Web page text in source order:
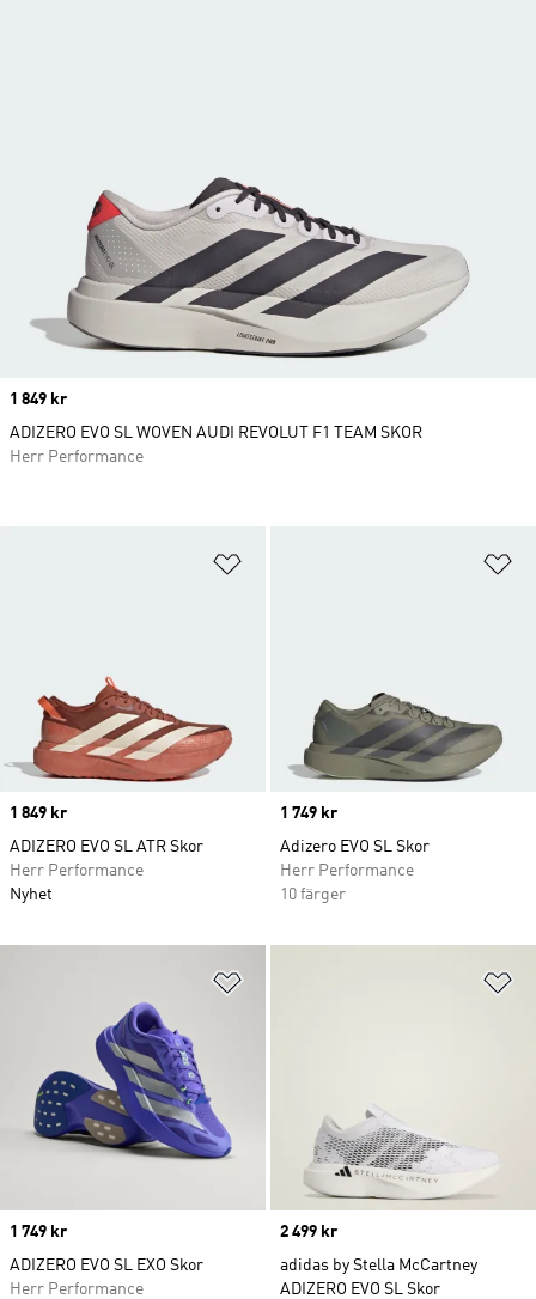
Price
1 849 kr
ADIZERO EVO SL ATR Skor
Herr Performance
Nyhet
Price
1 749 kr
Adizero EVO SL Skor
Herr Performance
10 färger
Price
1 749 kr
ADIZERO EVO SL EXO Skor
Herr Performance
Price
2 499 kr
adidas by Stella McCartney
ADIZERO EVO SL Skor
Price
1 849 kr
ADIZERO EVO SL WOVEN AUDI REVOLUT F1 TEAM SKOR
Herr Performance